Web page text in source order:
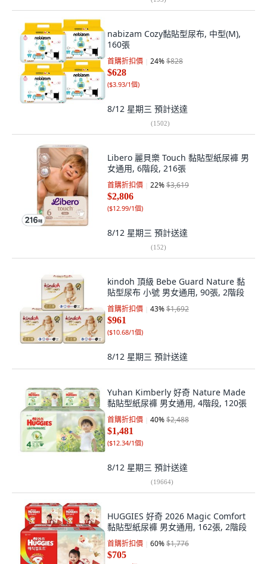
nabizam Cozy黏貼型尿布, 中型(M),
160張
首購折扣價 24%$828
$628
($3.93/1個)
8/12 星期三 預計送達
(1502)
Libero 麗貝樂 Touch 黏貼型紙尿褲 男
女通用, 6階段, 216張
首購折扣價 22%$3,619
$2,806
($12.99/1個)
8/12 星期三 預計送達
(152)
kindoh 頂級 Bebe Guard Nature 黏
貼型尿布 小號 男女通用, 90張, 2階段
首購折扣價 43%$1,692
$961
($10.68/1個)
8/12 星期三 預計送達
Yuhan Kimberly 好奇 Nature Made
黏貼型紙尿褲 男女通用, 4階段, 120張
首購折扣價 40%$2,488
$1,481
($12.34/1個)
8/12 星期三 預計送達
(19664)
HUGGIES 好奇 2026 Magic Comfort
黏貼型紙尿褲 男女通用, 162張, 2階段
首購折扣價 60%$1,776
$705